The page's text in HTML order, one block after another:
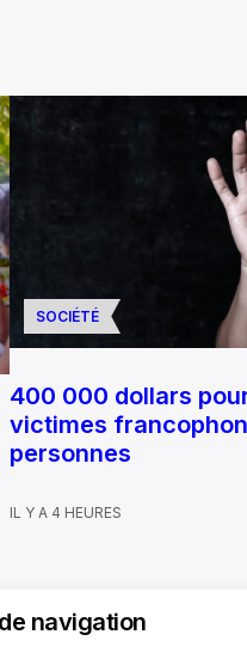
navigation
SOCIÉTÉ
400 000 dollars
victimes
personnes
IL Y A 4 HEURES